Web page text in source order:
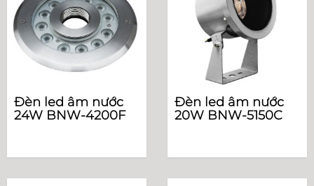
Đèn led âm nước
24W BNW-4200F
Đèn led âm nước
20W BNW-5150C